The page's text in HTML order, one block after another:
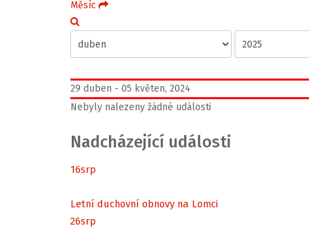
Měsíc
29 duben - 05 květen, 2024
Nebyly nalezeny žádné události
Nadcházející události
16srp
Letní duchovní obnovy na Lomci
26srp